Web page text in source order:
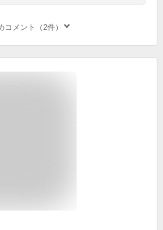
コメント（2件）